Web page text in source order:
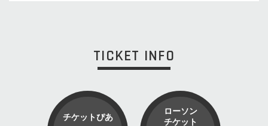
TICKET INFO
チケットぴあ
ローソン
チケット